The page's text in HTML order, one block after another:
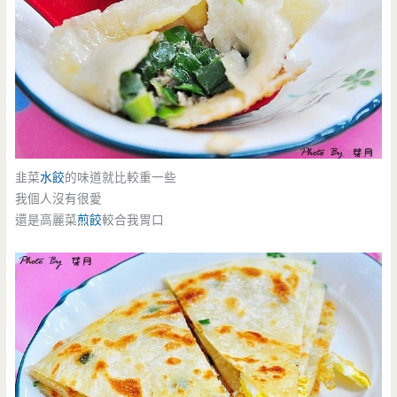
韭菜水餃的味道就比較重一些
我個人沒有很愛
還是高麗菜煎餃較合我胃口